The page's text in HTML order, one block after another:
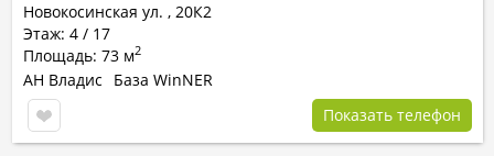
Новокосинская ул. , 20К2
Этаж: 4 / 17
Площадь: 73 м2
АН Владис
База WinNER
Показать телефон